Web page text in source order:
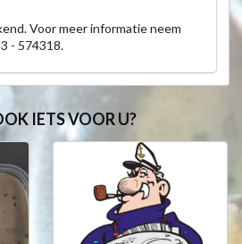
Voor meer informatie neem
- 574318.
IETS VOOR U?